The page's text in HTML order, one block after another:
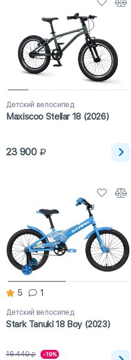
Детский велосипед
Maxiscoo Stellar 18 (2026)
23 900
5 1
Детский велосипед
Stark Tanuki 18 Boy (2023)
16 440 -19%